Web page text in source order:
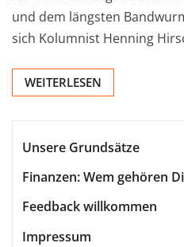
und dem längsten
sich Kolumnist Henning
WEITERLESEN
Unsere Grundsätze
Finanzen: Wem gehören
Feedback willkommen
Impressum